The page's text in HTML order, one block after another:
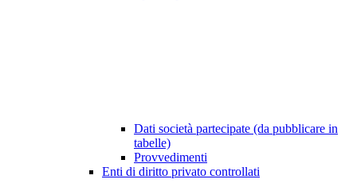
Dati società partecipate (da pubblicare in
tabelle)
Provvedimenti
Enti di diritto privato controllati